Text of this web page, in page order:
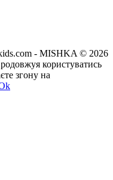
- MISHKA © 2026
користуватись
згону на